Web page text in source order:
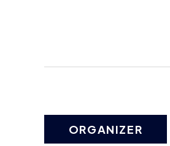
ORGANIZER